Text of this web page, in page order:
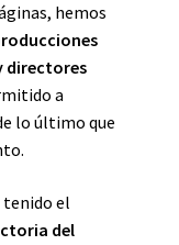
hemos
directores
a
lo último que
tenido el
del